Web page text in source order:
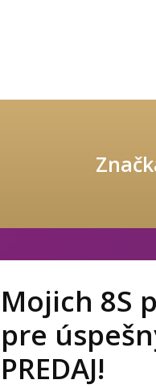
Mojich 8S
pre
PREDAJ!